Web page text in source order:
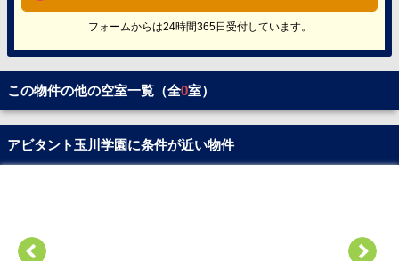
フォームからは24時間365日受付しています。
この物件の他の空室一覧（全0室）
アビタント玉川学園に条件が近い物件